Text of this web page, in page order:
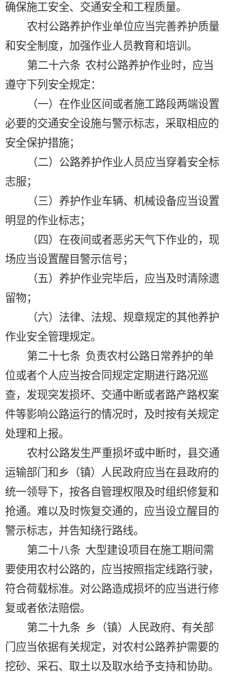
确保施工安全、交通安全和工程质量。
农村公路养护作业单位应当完善养护质量
和安全制度，加强作业人员教育和培训。
第二十六条 农村公路养护作业时，应当
遵守下列安全规定：
（一）在作业区间或者施工路段两端设置
必要的交通安全设施与警示标志，采取相应的
安全保护措施；
（二）公路养护作业人员应当穿着安全标
志服；
（三）养护作业车辆、机械设备应当设置
明显的作业标志；
（四）在夜间或者恶劣天气下作业的，现
场应当设置醒目警示信号；
（五）养护作业完毕后，应当及时清除遗
留物；
（六）法律、法规、规章规定的其他养护
作业安全管理规定。
第二十七条 负责农村公路日常养护的单
位或者个人应当按合同规定定期进行路况巡
查，发现突发损坏、交通中断或者路产路权案
件等影响公路运行的情况时，及时按有关规定
处理和上报。
农村公路发生严重损坏或中断时，县交通
运输部门和乡（镇）人民政府应当在县政府的
统一领导下，按各自管理权限及时组织修复和
抢通。难以及时恢复交通的，应当设立醒目的
警示标志，并告知绕行路线。
第二十八条 大型建设项目在施工期间需
要使用农村公路的，应当按照指定线路行驶，
符合荷载标准。对公路造成损坏的应当进行修
复或者依法赔偿。
第二十九条 乡（镇）人民政府、有关部
门应当依据有关规定，对农村公路养护需要的
挖砂、采石、取土以及取水给予支持和协助。